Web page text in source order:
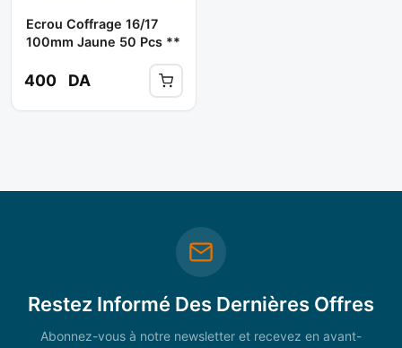
Ecrou Coffrage 16/17
100mm Jaune 50 Pcs **
400 DA
Restez Informé Des Dernières Offres
Abonnez-vous à notre newsletter et recevez en avant-